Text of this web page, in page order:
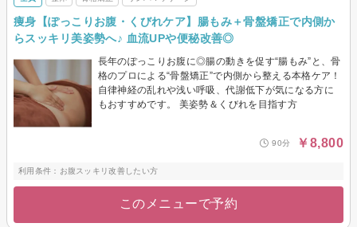
痩身【ぽっこりお腹・くびれケア】腸もみ＋骨盤矯正で内側か
らスッキリ美姿勢へ♪ 血流UPや便秘改善◎
長年のぽっこりお腹に◎腸の動きを促す“腸もみ”と、骨
格のプロによる“骨盤矯正”で内側から整える本格ケア！
自律神経の乱れや浅い呼吸、代謝低下が気になる方に
もおすすめです。 美姿勢＆くびれを目指す方
90分 ￥8,800
利用条件：お腹スッキリ改善したい方
このメニューで予約